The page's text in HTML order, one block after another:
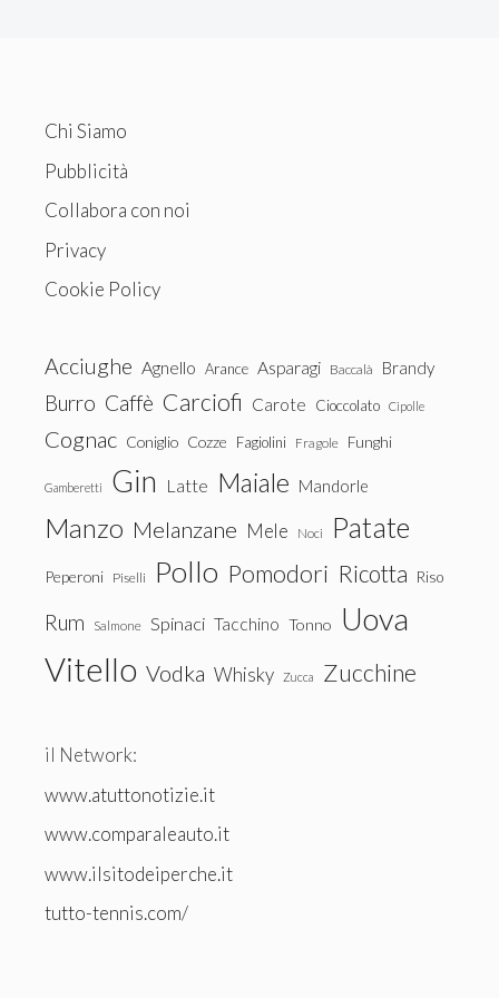
Chi Siamo
Pubblicità
Collabora con noi
Privacy
Cookie Policy
Acciughe Agnello Arance Asparagi Baccalà Brandy
Burro Caffè Carciofi Carote Cioccolato Cipolle
Cognac Coniglio Cozze Fagiolini Fragole Funghi
Gamberetti Gin Latte Maiale Mandorle
Manzo Melanzane Mele Noci Patate
Peperoni Piselli Pollo Pomodori Ricotta Riso
Rum Salmone Spinaci Tacchino Tonno Uova
Vitello Vodka Whisky Zucca Zucchine
il Network:
www.atuttonotizie.it
www.comparaleauto.it
www.ilsitodeiperche.it
tutto-tennis.com/